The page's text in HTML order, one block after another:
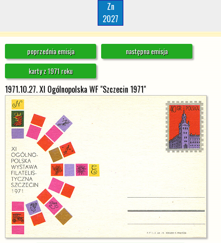
Zn
2027
poprzednia emisja
następna emisja
karty z 1971 roku
1971.10.27. XI Ogólnopolska WF "Szczecin 1971"